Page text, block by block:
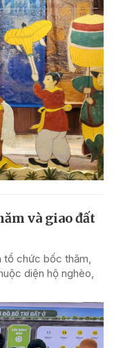
và giao đất
tổ chức bốc thăm,
diện hộ nghèo,